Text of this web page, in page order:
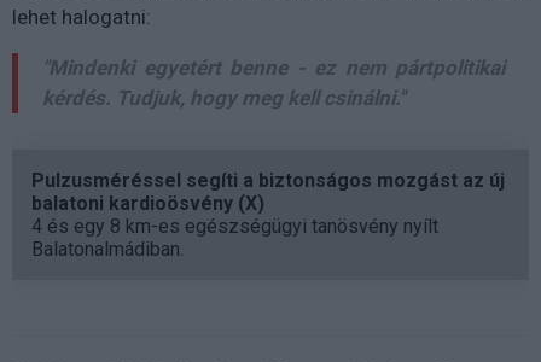
lehet halogatni:
"Mindenki egyetért benne - ez nem pártpolitikai
kérdés. Tudjuk, hogy meg kell csinálni."
Pulzusméréssel segíti a biztonságos mozgást az új
balatoni kardioösvény (X)
4 és egy 8 km-es egészségügyi tanösvény nyílt
Balatonalmádiban.